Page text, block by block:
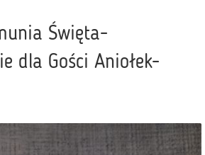
Święta-
dla Gości Aniołek-